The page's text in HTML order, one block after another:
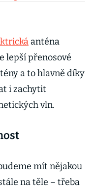
lnu
anténa
lepší přenosové
a to hlavně díky
i zachytit
vln.
mít nějakou
na těle – třeba